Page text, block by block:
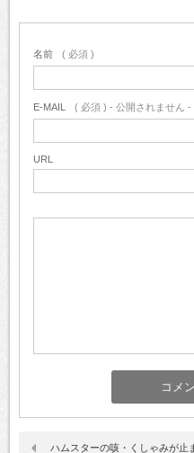
名前 ( 必須 )
E-MAIL ( 必須 ) - 公開されません -
URL
ハムスターの咳・くしゃみが